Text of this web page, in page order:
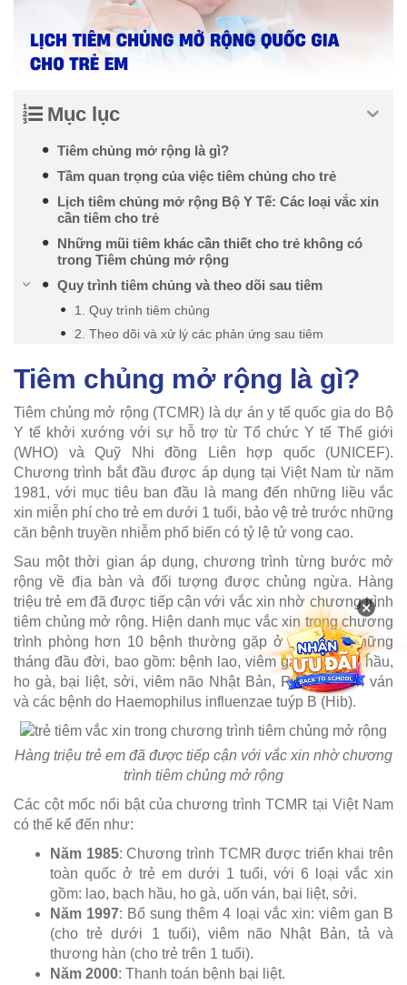
Mục lục
Tiêm chủng mở rộng là gì?
Tầm quan trọng của việc tiêm chủng cho trẻ
Lịch tiêm chủng mở rộng Bộ Y Tế: Các loại vắc xin
cần tiêm cho trẻ
Những mũi tiêm khác cần thiết cho trẻ không có
trong Tiêm chủng mở rộng
Quy trình tiêm chủng và theo dõi sau tiêm
1. Quy trình tiêm chủng
2. Theo dõi và xử lý các phản ứng sau tiêm
Tiêm chủng mở rộng là gì?
Tiêm chủng mở rộng (TCMR) là dự án y tế quốc gia do Bộ
Y tế khởi xướng với sự hỗ trợ từ Tổ chức Y tế Thế giới
(WHO) và Quỹ Nhi đồng Liên hợp quốc (UNICEF).
Chương trình bắt đầu được áp dụng tại Việt Nam từ năm
1981, với mục tiêu ban đầu là mang đến những liều vắc
xin miễn phí cho trẻ em dưới 1 tuổi, bảo vệ trẻ trước những
căn bệnh truyền nhiễm phổ biến có tỷ lệ tử vong cao.
Sau một thời gian áp dụng, chương trình từng bước mở
rộng về địa bàn và đối tượng được chủng ngừa. Hàng
triệu trẻ em đã được tiếp cận với vắc xin nhờ chương trình
tiêm chủng mở rộng. Hiện danh mục vắc xin trong chương
trình phòng hơn 10 bệnh thường gặp ở trẻ trong những
tháng đầu đời, bao gồm: bệnh lao, viêm gan B, bạch hầu,
ho gà, bại liệt, sởi, viêm não Nhật Bản, Rubella, uốn ván
và các bệnh do Haemophilus influenzae tuýp B (Hib).
Hàng triệu trẻ em đã được tiếp cận với vắc xin nhờ chương
trình tiêm chủng mở rộng
Các cột mốc nổi bật của chương trình TCMR tại Việt Nam
có thể kể đến như:
Năm 1985: Chương trình TCMR được triển khai trên
toàn quốc ở trẻ em dưới 1 tuổi, với 6 loại vắc xin
gồm: lao, bạch hầu, ho gà, uốn ván, bại liệt, sởi.
Năm 1997: Bổ sung thêm 4 loại vắc xin: viêm gan B
(cho trẻ dưới 1 tuổi), viêm não Nhật Bản, tả và
thương hàn (cho trẻ trên 1 tuổi).
Năm 2000: Thanh toán bệnh bại liệt.
×